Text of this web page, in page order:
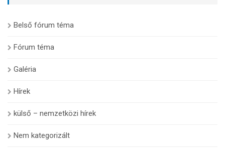
Belső fórum téma
Fórum téma
Galéria
Hírek
külső – nemzetközi hírek
Nem kategorizált